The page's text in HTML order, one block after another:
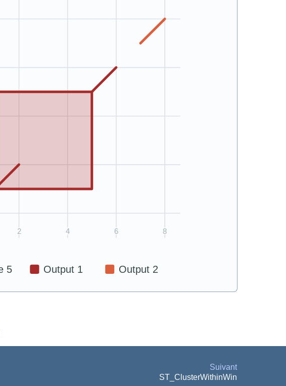
Suivant
ST_ClusterWithinWin